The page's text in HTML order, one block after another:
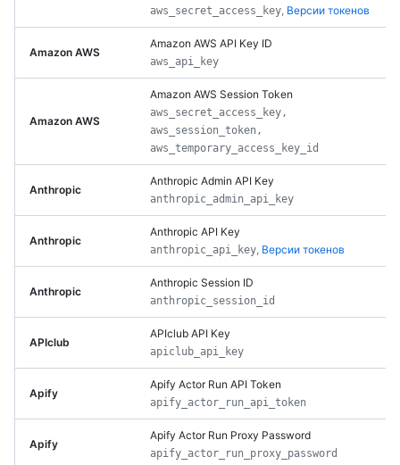
aws_secret_access_key Версии токенов
Amazon AWS
Amazon AWS API Key ID
aws_api_key
Amazon AWS
Amazon AWS Session Token
aws_secret_access_key,
aws_session_token,
aws_temporary_access_key_id
Anthropic
Anthropic Admin API Key
anthropic_admin_api_key
Anthropic
Anthropic API Key
anthropic_api_key Версии токенов
Anthropic
Anthropic Session ID
anthropic_session_id
APIclub
APIclub API Key
apiclub_api_key
Apify
Apify Actor Run API Token
apify_actor_run_api_token
Apify
Apify Actor Run Proxy Password
apify_actor_run_proxy_password